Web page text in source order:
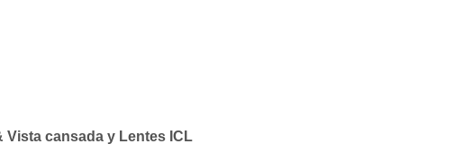
Vista cansada y Lentes ICL